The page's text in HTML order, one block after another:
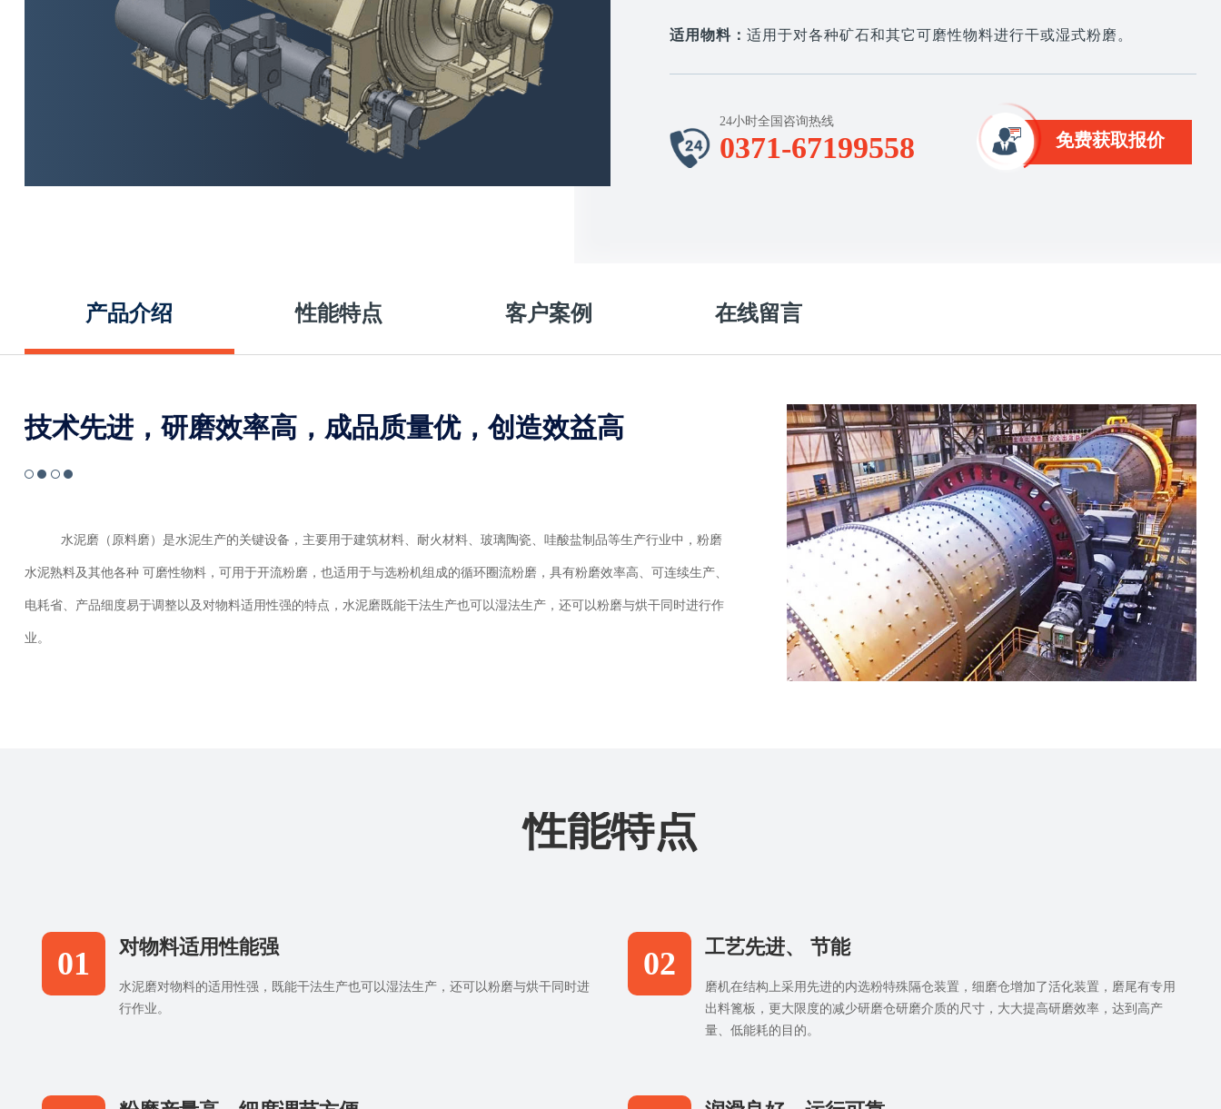
适用物料： 适用于对各种矿石和其它可磨性物料进行干或湿式粉磨。
24小时全国咨询热线
0371-67199558 免费获取报价
产品介绍 性能特点 客户案例 在线留言
技术先进，研磨效率高，成品质量优，创造效益高
水泥磨（原料磨）是水泥生产的关键设备，主要用于建筑材料、耐火材料、玻璃陶瓷、哇酸盐制品等生产行业中，粉磨
水泥熟料及其他各种 可磨性物料，可用于开流粉磨，也适用于与选粉机组成的循环圈流粉磨，具有粉磨效率高、可连续生产、
电耗省、产品细度易于调整以及对物料适用性强的特点，水泥磨既能干法生产也可以湿法生产，还可以粉磨与烘干同时进行作
业。
性能特点
01 对物料适用性能强
水泥磨对物料的适用性强，既能干法生产也可以湿法生产，还可以粉磨与烘干同时进
行作业。
02 工艺先进、 节能
磨机在结构上采用先进的内选粉特殊隔仓装置，细磨仓增加了活化装置，磨尾有专用
出料篦板，更大限度的减少研磨仓研磨介质的尺寸，大大提高研磨效率，达到高产
量、低能耗的目的。